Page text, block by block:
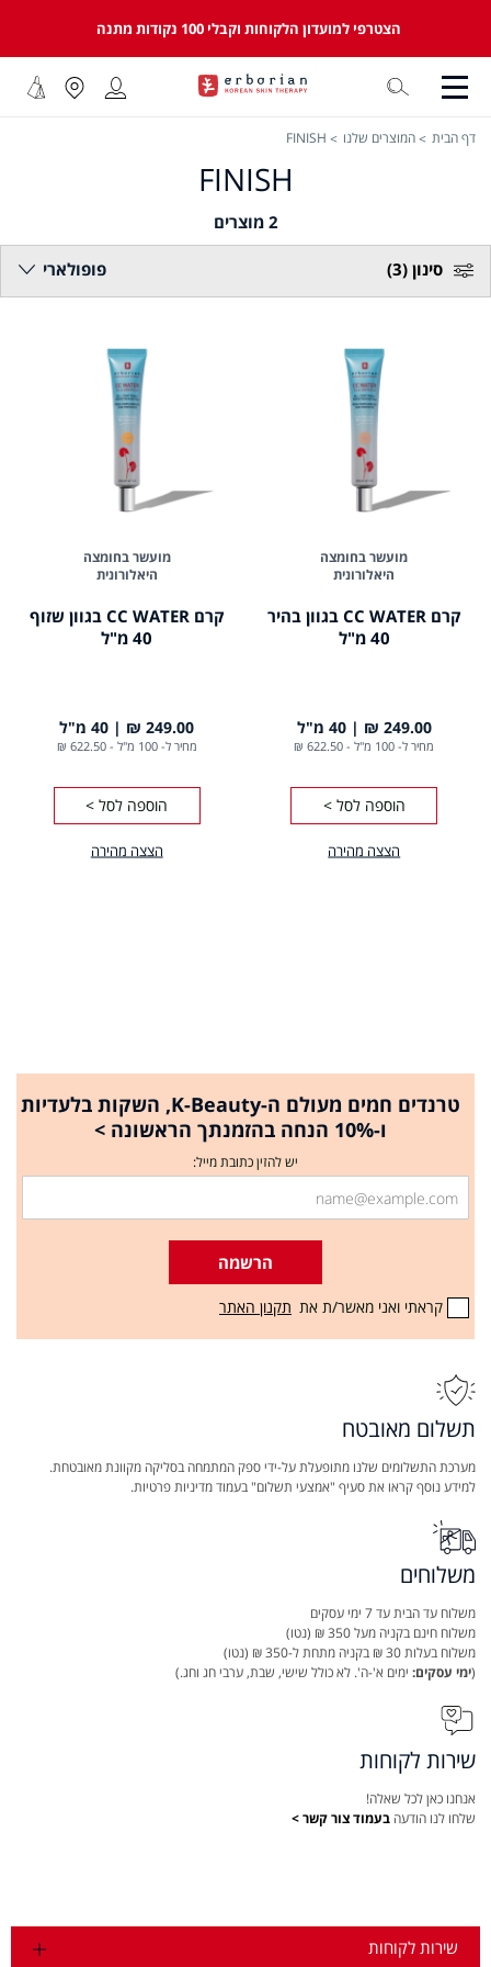
הצטרפי למועדון הלקוחות וקבלי 100 נקודות מתנה
דף הבית המוצרים שלנו FINISH
FINISH
2 מוצרים
סינון (3) פופולארי
מועשר בחומצה
היאלורונית
קרם CC WATER בגוון בהיר
40 מ"ל
הצצה מהירה
249.00 ₪ 40 מ"ל
מחיר ל- 100 מ"ל -
622.50 ₪
הוספה לסל >
מועשר בחומצה
היאלורונית
קרם CC WATER בגוון שזוף
40 מ"ל
הצצה מהירה
249.00 ₪ 40 מ"ל
מחיר ל- 100 מ"ל -
622.50 ₪
הוספה לסל >
טרנדים חמים מעולם ה-K-Beauty, השקות בלעדיות
ו-10% הנחה בהזמנתך הראשונה >
יש להזין כתובת מייל:
הרשמה
קראתי ואני מאשר/ת את תקנון האתר
תשלום מאובטח
מערכת התשלומים שלנו מתופעלת על-ידי ספק המתמחה בסליקה מקוונת מאובטחת.
למידע נוסף קראו את סעיף "אמצעי תשלום" בעמוד מדיניות פרטיות.
משלוחים
משלוח עד הבית עד 7 ימי עסקים
משלוח חינם בקניה מעל 350 ₪ (נטו)
משלוח בעלות 30 ₪ בקניה מתחת ל-350 ₪ (נטו)
(ימי עסקים: ימים א'-ה'. לא כולל שישי, שבת, ערבי חג וחג.)
שירות לקוחות
אנחנו כאן לכל שאלה!
שלחו לנו הודעה בעמוד צור קשר >
שירות לקוחות